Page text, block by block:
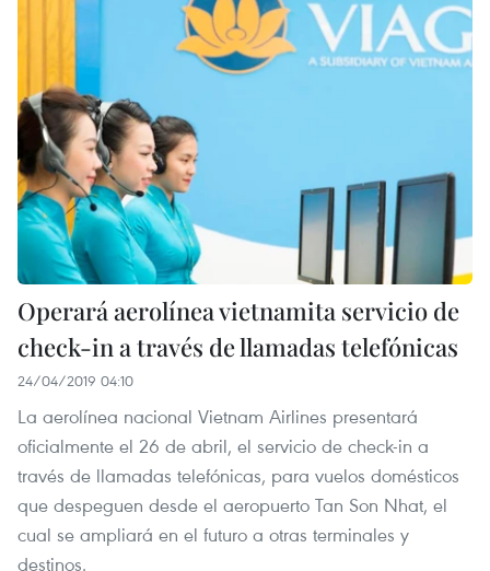
Operará aerolínea vietnamita servicio de
check-in a través de llamadas telefónicas
24/04/2019 04:10
La aerolínea nacional Vietnam Airlines presentará
oficialmente el 26 de abril, el servicio de check-in a
través de llamadas telefónicas, para vuelos domésticos
que despeguen desde el aeropuerto Tan Son Nhat, el
cual se ampliará en el futuro a otras terminales y
destinos.